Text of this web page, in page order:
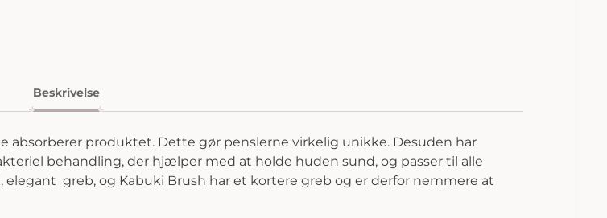
Beskrivelse
absorberer produktet. Dette gør penslerne virkelig unikke. Desuden har
behandling, der hjælper med at holde huden sund, og passer til alle
greb, og Kabuki Brush har et kortere greb og er derfor nemmere at